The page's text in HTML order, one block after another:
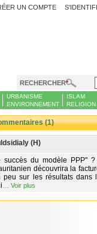
UN COMPTE
RECHERCHER
URBANISME
ENVIRONNEMENT
ISLAM
RELIGION
(1)
(H)
succès du modèle PPP"
découvrira la
peu sur les résultats dans
Voir plus